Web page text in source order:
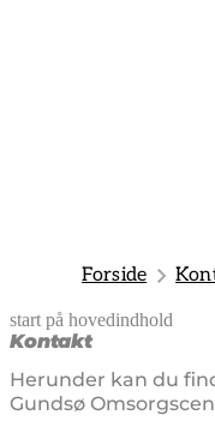
Forside
start på hovedindhold
Kontakt
Herunder kan du
Gundsø
senest opdateret 10. juni